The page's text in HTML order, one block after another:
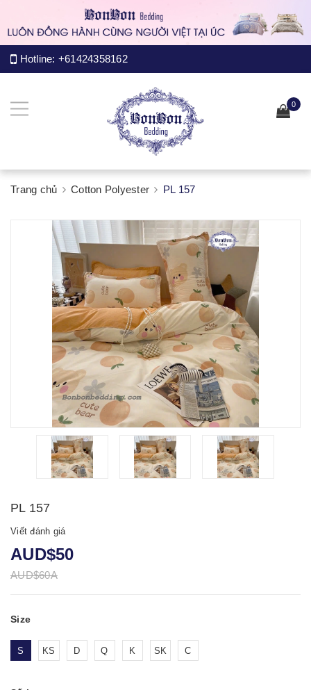
Hotline: +61424358162
0
Trang chủ Cotton Polyester PL 157
PL 157
Viết đánh giá
AUD$50
AUD$60A
Size
S KS D Q K SK C